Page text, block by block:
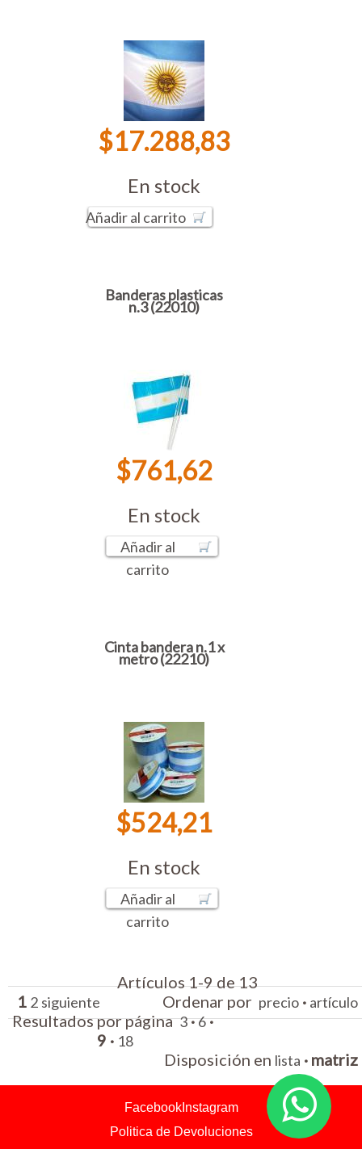
$17.288,83
En stock
Añadir al carrito
Banderas plasticas
n.3 (22010)
$761,62
En stock
Añadir al
carrito
Cinta bandera n.1 x
metro (22210)
$524,21
En stock
Añadir al
carrito
Artículos 1-9 de 13
1 2 siguiente Ordenar por precio · artículo
Resultados por página3·6·
9 · 18
Disposición en lista · matriz
FacebookInstagram
Politica de Devoluciones